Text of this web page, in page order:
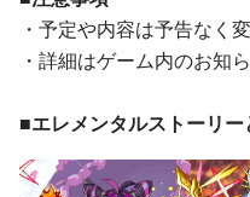
・予定や内容は予告なく
・詳細はゲーム内のお知
■エレメンタルストーリー